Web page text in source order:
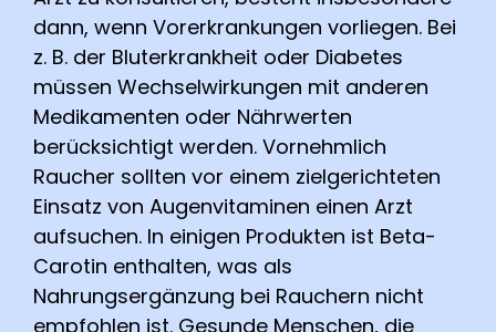
dann, wenn Vorerkrankungen vorliegen. Bei
z. B. der Bluterkrankheit oder Diabetes
müssen Wechselwirkungen mit anderen
Medikamenten oder Nährwerten
berücksichtigt werden. Vornehmlich
Raucher sollten vor einem zielgerichteten
Einsatz von Augenvitaminen einen Arzt
aufsuchen. In einigen Produkten ist Beta-
Carotin enthalten, was als
Nahrungsergänzung bei Rauchern nicht
empfohlen ist. Gesunde Menschen, die